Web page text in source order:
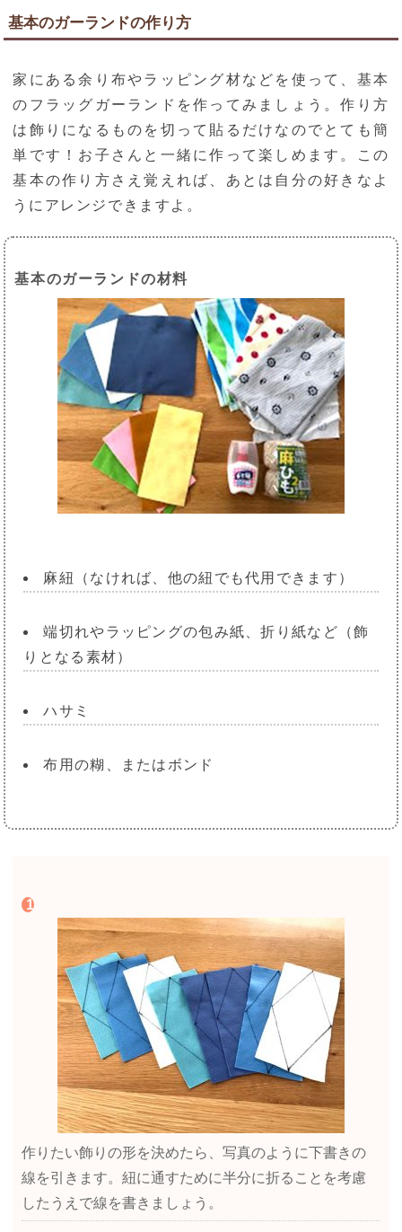
基本のガーランドの作り方
家にある余り布やラッピング材などを使って、基本
のフラッグガーランドを作ってみましょう。作り方
は飾りになるものを切って貼るだけなのでとても簡
単です！お子さんと一緒に作って楽しめます。この
基本の作り方さえ覚えれば、あとは自分の好きなよ
うにアレンジできますよ。
基本のガーランドの材料
麻紐（なければ、他の紐でも代用できます）
端切れやラッピングの包み紙、折り紙など（飾
りとなる素材）
ハサミ
布用の糊、またはボンド
作りたい飾りの形を決めたら、写真のように下書きの
線を引きます。紐に通すために半分に折ることを考慮
したうえで線を書きましょう。